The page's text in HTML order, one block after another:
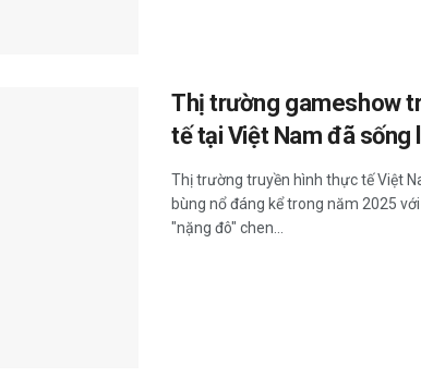
Thị trường gameshow
tế tại Việt Nam đã sống
Thị trường truyền hình thực tế Việt
bùng nổ đáng kể trong năm 2025
"nặng đô" chen...